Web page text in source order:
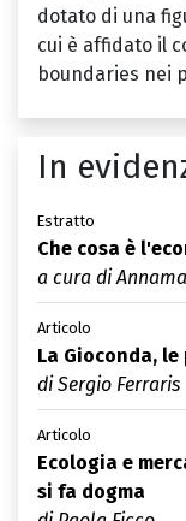
dotato di una
cui è affidato il
boundaries nei
In
Estratto
Che cosa è
a cura di
Articolo
La Gioconda,
di Sergio Ferraris
Articolo
Ecologia e
si fa dogma